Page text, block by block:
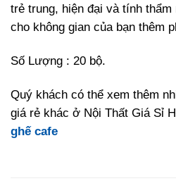
trẻ trung, hiện đại và tính
cho không gian của bạn thêm
Số Lượng : 20 bộ.
Quý khách có thể xem thêm
giá rẻ khác ở Nội Thất Giá Sỉ
ghế cafe